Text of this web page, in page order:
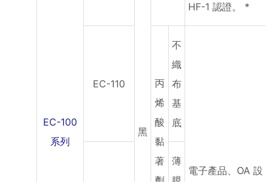
EC-100
系列
黑
HF-1 認證。 *
EC-110
丙
烯
酸
黏
著
不
織
布
基
底
電子產品、OA 設
薄